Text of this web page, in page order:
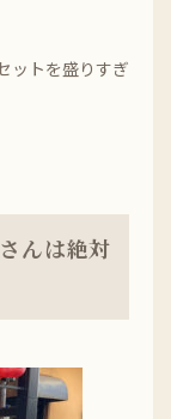
ットを盛りすぎ
んは絶対